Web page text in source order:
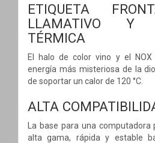
ETIQUETA
LLAMATIVO Y
TÉRMICA
El halo de color vino y el
energía más misteriosa de la
de soportar un calor de 120 °C.
ALTA
La base para una
alta gama, rápida y estable